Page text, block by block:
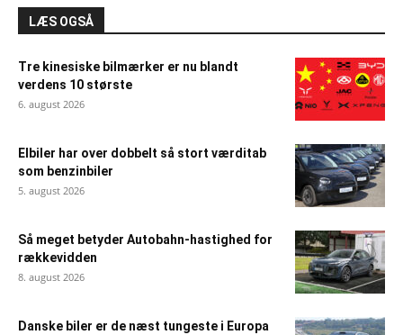
LÆS OGSÅ
Tre kinesiske bilmærker er nu blandt
verdens 10 største
6. august 2026
Elbiler har over dobbelt så stort værditab
som benzinbiler
5. august 2026
Så meget betyder Autobahn-hastighed for
rækkevidden
8. august 2026
Danske biler er de næst tungeste i Europa